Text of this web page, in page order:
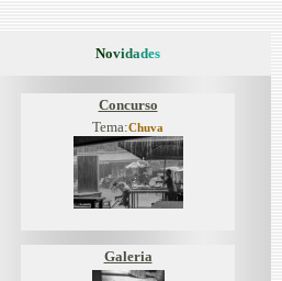
Novidades
Concurso
Tema:Chuva
Galeria